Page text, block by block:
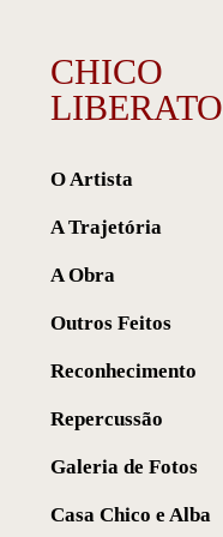
CHICO
LIBERATO
O Artista
A Trajetória
A Obra
Outros Feitos
Reconhecimento
Repercussão
Galeria de Fotos
Casa Chico e Alba